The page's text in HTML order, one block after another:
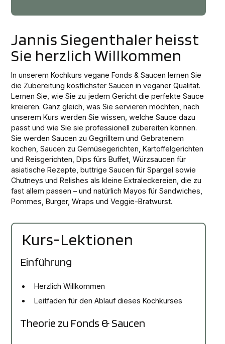
Jannis Siegenthaler heisst
Sie herzlich Willkommen
In unserem Kochkurs vegane Fonds & Saucen lernen Sie
die Zubereitung köstlichster Saucen in veganer Qualität.
Lernen Sie, wie Sie zu jedem Gericht die perfekte Sauce
kreieren. Ganz gleich, was Sie servieren möchten, nach
unserem Kurs werden Sie wissen, welche Sauce dazu
passt und wie Sie sie professionell zubereiten können.
Sie werden Saucen zu Gegrilltem und Gebratenem
kochen, Saucen zu Gemüsegerichten, Kartoffelgerichten
und Reisgerichten, Dips fürs Buffet, Würzsaucen für
asiatische Rezepte, buttrige Saucen für Spargel sowie
Chutneys und Relishes als kleine Extraleckereien, die zu
fast allem passen – und natürlich Mayos für Sandwiches,
Pommes, Burger, Wraps und Veggie-Bratwurst.
Kurs-Lektionen
Einführung
Herzlich Willkommen
Leitfaden für den Ablauf dieses Kochkurses
Theorie zu Fonds & Saucen